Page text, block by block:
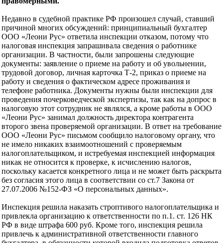
Недавно в судебной практике РФ произошел случай, ставший
причиной многих обсуждений: принципиальный бухгалтер
ООО «Леони Рус» ответила инспекции отказом, потому что
налоговая инспекция запрашивала сведения о работнике
организации. В частности, были запрошены следующие
документы: заявление о приеме на работу и об увольнении,
трудовой договор, личная карточка Т-2, приказ о приеме на
работу и сведения о фактическом адресе проживания и
телефоне работника. Документы нужны были инспекции для
проведения почерковедческой экспертизы, так как на допрос в
налоговую этот сотрудник не являлся, а кроме работы в ООО
«Леони Рус» занимал должность директора контрагента
второго звена проверяемой организации. В ответ на требование
ООО «Леони Рус» письмом сообщило налоговому органу, что
не имело никаких взаимоотношений с проверяемым
налогоплательщиком, и истребуемая инспекцией информация
никак не относится к проверке, к исчислению налогов,
поскольку касается конкретного лица и не может быть раскрыта
без согласия этого лица в соответствии со ст.7 Закона от
27.07.2006 №152-ФЗ «О персональных данных».
Инспекция решила наказать строптивого налогоплательщика и
привлекла организацию к ответственности по п.1. ст. 126 НК
РФ в виде штрафа 600 руб. Кроме того, инспекция решила
привлечь к административной ответственности главного